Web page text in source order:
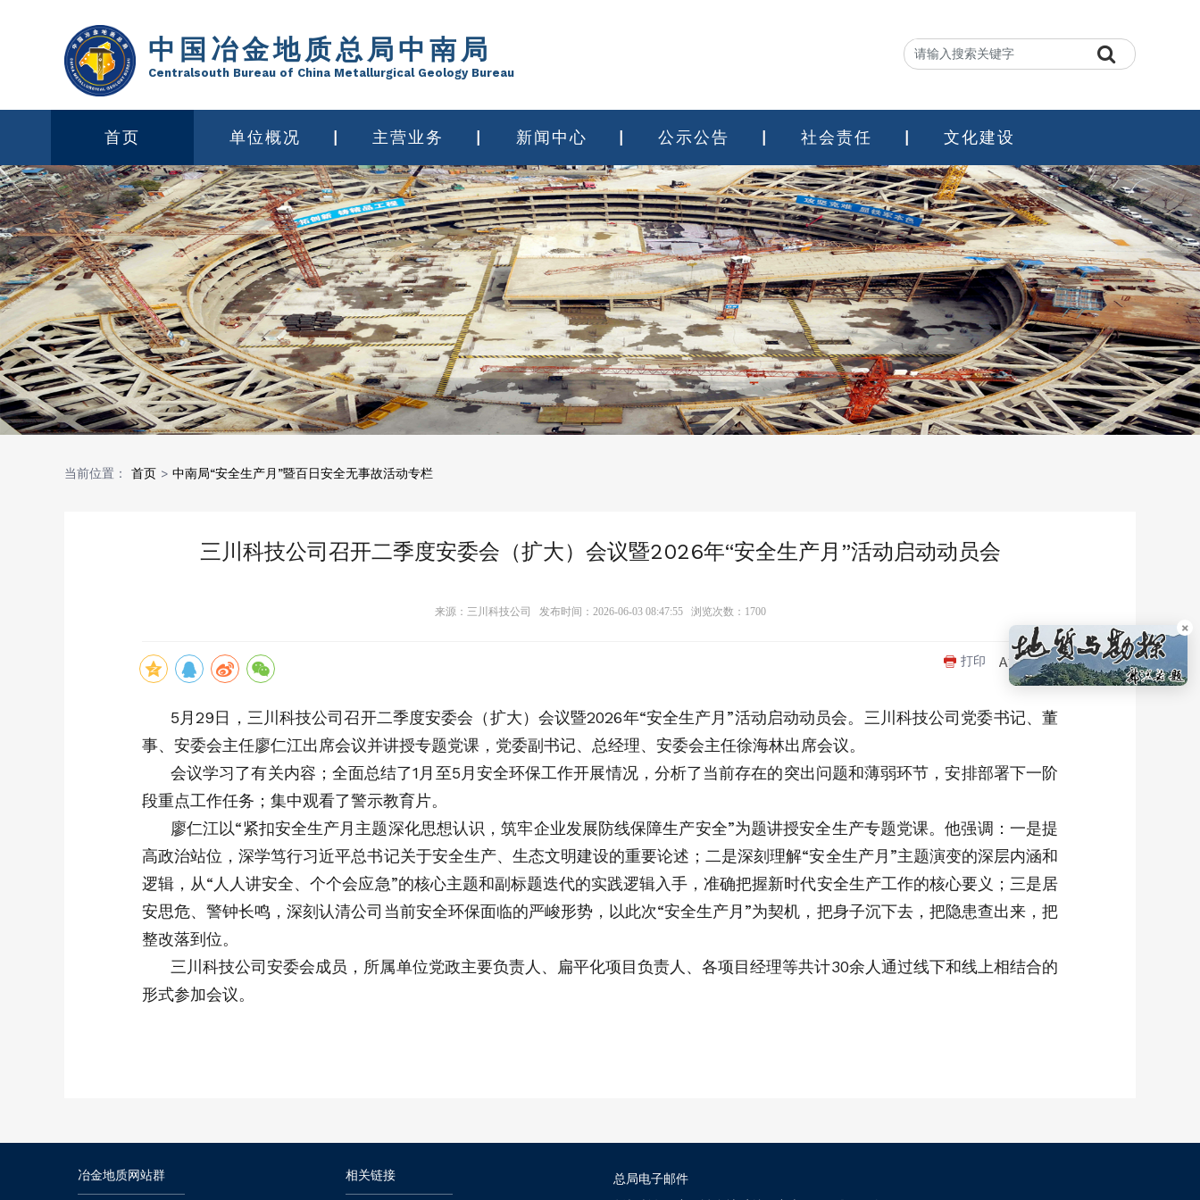
中国冶金地质总局中南局
Centralsouth Bureau of China Metallurgical Geology Bureau
首页 单位概况 主营业务 新闻中心 公示公告 社会责任 文化建设
当前位置： 首页 > 中南局“安全生产月”暨百日安全无事故活动专栏
三川科技公司召开二季度安委会（扩大）会议暨2026年“安全生产月”活动启动动员会
来源：三川科技公司 发布时间：2026-06-03 08:47:55 浏览次数： 1700
打印
5月29日，三川科技公司召开二季度安委会（扩大）会议暨2026年“安全生产月”活动启动动员会。三川科技公司党委书记、董
事、安委会主任廖仁江出席会议并讲授专题党课，党委副书记、总经理、安委会主任徐海林出席会议。
会议学习了有关内容；全面总结了1月至5月安全环保工作开展情况，分析了当前存在的突出问题和薄弱环节，安排部署下一阶
段重点工作任务；集中观看了警示教育片。
廖仁江以“紧扣安全生产月主题深化思想认识，筑牢企业发展防线保障生产安全”为题讲授安全生产专题党课。他强调：一是提
高政治站位，深学笃行习近平总书记关于安全生产、生态文明建设的重要论述；二是深刻理解“安全生产月”主题演变的深层内涵和
逻辑，从“人人讲安全、个个会应急”的核心主题和副标题迭代的实践逻辑入手，准确把握新时代安全生产工作的核心要义；三是居
安思危、警钟长鸣，深刻认清公司当前安全环保面临的严峻形势，以此次“安全生产月”为契机，把身子沉下去，把隐患查出来，把
整改落到位。
三川科技公司安委会成员，所属单位党政主要负责人、扁平化项目负责人、各项目经理等共计30余人通过线下和线上相结合的
形式参加会议。
×
冶金地质网站群 相关链接
总局电子邮件